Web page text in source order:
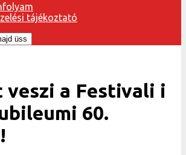
tájékoztató
veszi a Festivali i
60.